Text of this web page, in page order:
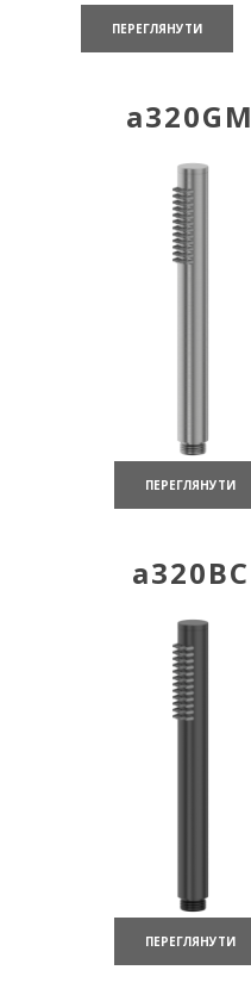
ПЕРЕГЛЯНУТИ
a320GM
ПЕРЕГЛЯНУТИ
a320BC
ПЕРЕГЛЯНУТИ